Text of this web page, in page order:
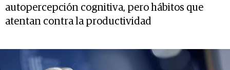
autopercepción cognitiva, pero hábitos que
atentan contra la productividad